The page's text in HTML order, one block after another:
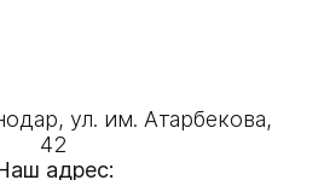
ул. им. Атарбекова,
42
адрес: